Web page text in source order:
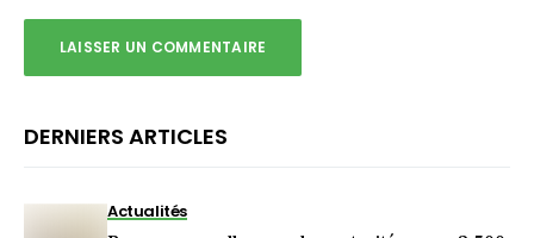
DERNIERS ARTICLES
Actualités